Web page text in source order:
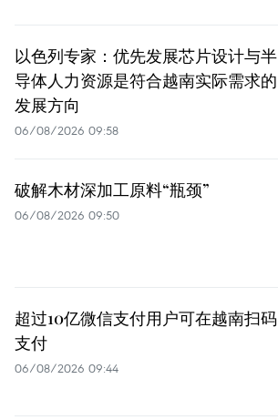
以色列专家：优先发展芯片设计与半
导体人力资源是符合越南实际需求的
发展方向
06/08/2026 09:58
破解木材深加工原料“瓶颈”
06/08/2026 09:50
超过10亿微信支付用户可在越南扫码
支付
06/08/2026 09:44